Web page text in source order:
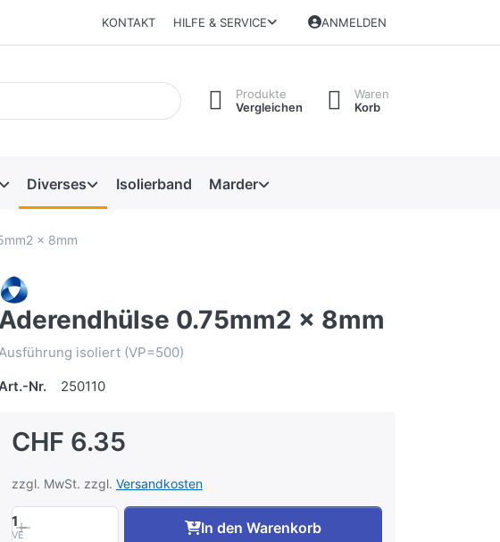
KONTAKT HILFE & SERVICE ANMELDEN
Produkte
Vergleichen
Waren
Korb
Diverses Isolierband Marder
x 8mm
0.75mm2 x 8mm
isoliert (VP=500)
Nr.
250110
CHF 6.35
zzgl. MwSt. zzgl. Versandkosten
1
VE In den Warenkorb